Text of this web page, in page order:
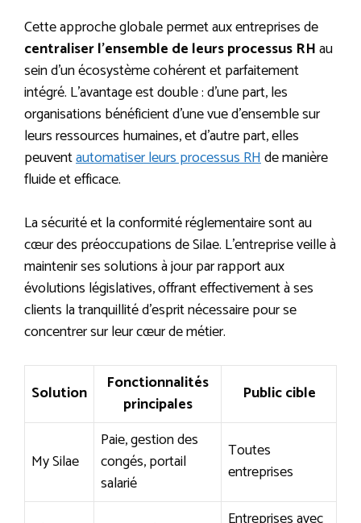
Cette approche globale permet aux entreprises de
centraliser l’ensemble de leurs processus RHau
sein d’un écosystème cohérent et parfaitement
intégré. L’avantage est double : d’une part, les
organisations bénéficient d’une vue d’ensemble sur
leurs ressources humaines, et d’autre part, elles
peuventautomatiser leurs processus RHde manière
fluide et efficace.
La sécurité et la conformité réglementaire sont au
cœur des préoccupations de Silae. L’entreprise veille à
maintenir ses solutions à jour par rapport aux
évolutions législatives, offrant effectivement à ses
clients la tranquillité d’esprit nécessaire pour se
concentrer sur leur cœur de métier.
Solution
Fonctionnalités
principales
Public cible
My Silae
Paie, gestion des
congés, portail
salarié
Toutes
entreprises